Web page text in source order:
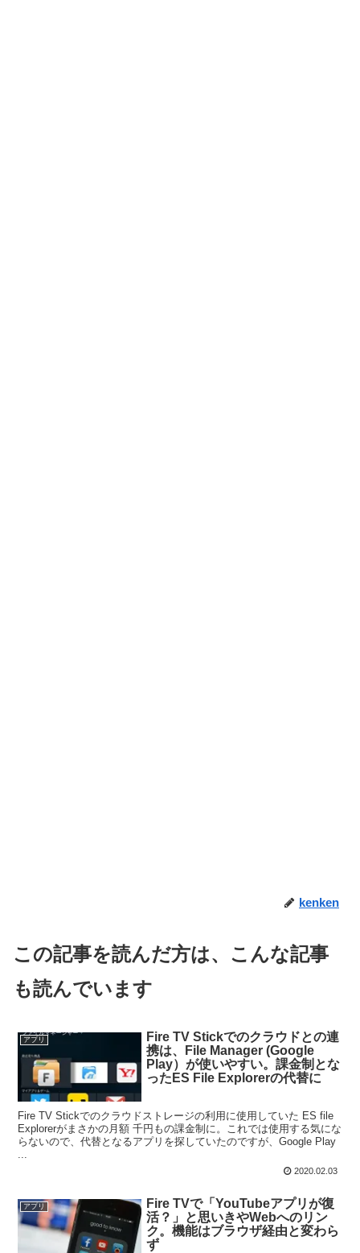
kenken
この記事を読んだ方は、こんな記事
も読んでいます
アプリ
Fire TV Stickでのクラウドとの連
携は、File Manager (Google
Play）が使いやすい。課金制とな
ったES File Explorerの代替に
Fire TV Stickでのクラウドストレージの利用に使用していた ES file
Explorerがまさかの月額 千円もの課金制に。これでは使用する気にな
らないので、代替となるアプリを探していたのですが、Google Play
...
2020.02.03
アプリ
Fire TVで「YouTubeアプリが復
活？」と思いきやWebへのリン
ク。機能はブラウザ経由と変わら
ず